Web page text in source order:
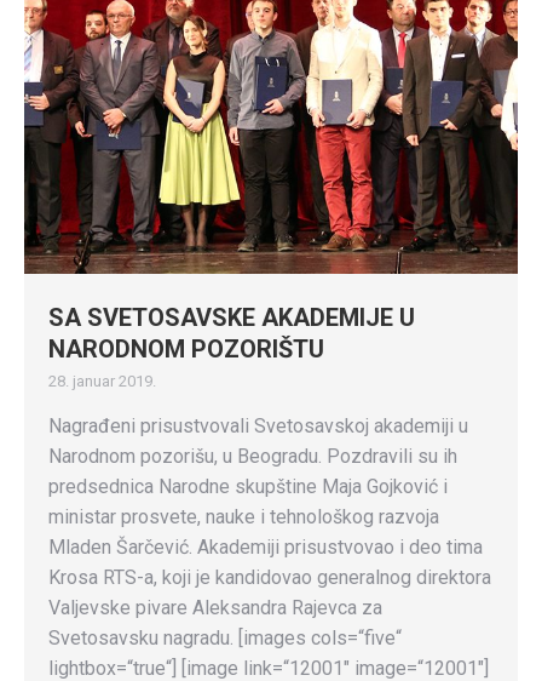
SA SVETOSAVSKE AKADEMIJE U
NARODNOM POZORIŠTU
28. januar 2019.
Nagrađeni prisustvovali Svetosavskoj akademiji u
Narodnom pozorišu, u Beogradu. Pozdravili su ih
predsednica Narodne skupštine Maja Gojković i
ministar prosvete, nauke i tehnološkog razvoja
Mladen Šarčević. Akademiji prisustvovao i deo tima
Krosa RTS-a, koji je kandidovao generalnog direktora
Valjevske pivare Aleksandra Rajevca za
Svetosavsku nagradu. [images cols=“five“
lightbox=“true“] [image link=“12001″ image=“12001″]